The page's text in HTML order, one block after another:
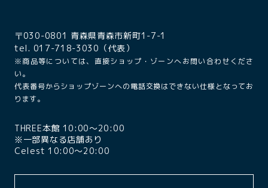
〒030-0801 青森県青森市新町1-7-1
tel. 017-718-3030（代表）
※商品等については、直接ショップ・ゾーンへお問い合わせくださ
い。
代表番号からショップゾーンへの電話交換はできない仕様となってお
ります。
THREE本館 10:00〜20:00
※一部異なる店舗あり
Celest 10:00〜20:00